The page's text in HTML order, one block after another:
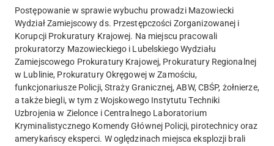
Postępowanie w sprawie wybuchu prowadzi Mazowiecki
Wydział Zamiejscowy ds. Przestępczości Zorganizowanej i
Korupcji Prokuratury Krajowej. Na miejscu pracowali
prokuratorzy Mazowieckiego i Lubelskiego Wydziału
Zamiejscowego Prokuratury Krajowej, Prokuratury Regionalnej
w Lublinie, Prokuratury Okręgowej w Zamościu,
funkcjonariusze Policji, Straży Granicznej, ABW, CBŚP, żołnierze,
a także biegli, w tym z Wojskowego Instytutu Techniki
Uzbrojenia w Zielonce i Centralnego Laboratorium
Kryminalistycznego Komendy Głównej Policji, pirotechnicy oraz
amerykańscy eksperci. W oględzinach miejsca eksplozji brali